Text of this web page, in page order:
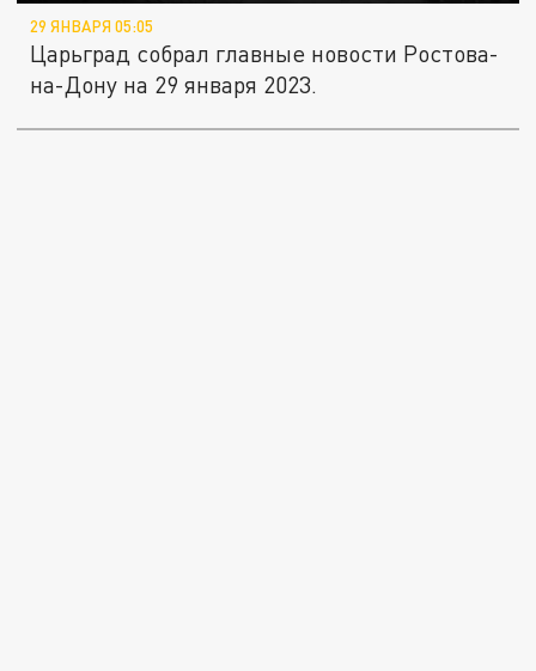
29 ЯНВАРЯ 05:05
Царьград собрал главные новости Ростова-
на-Дону на 29 января 2023.